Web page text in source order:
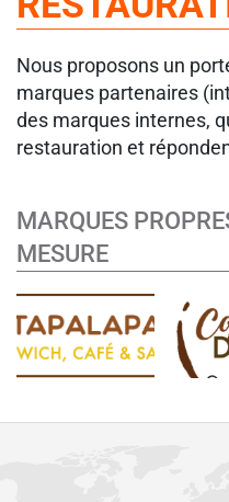
Nous proposons un
marques partenaires
des marques internes,
restauration et
MARQUES
MESURE